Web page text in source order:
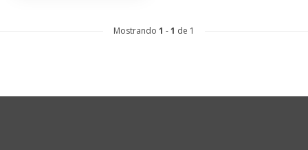
Mostrando 1 -1 de 1